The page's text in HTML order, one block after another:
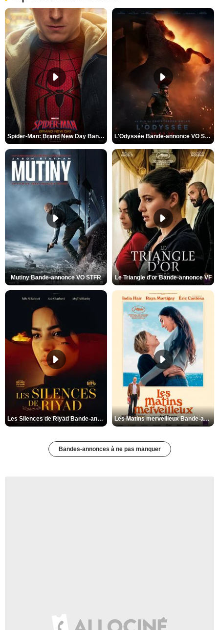
Spider-Man: Brand New Day Bande-annonce VO STFR L'Odyssée Bande-annonce VO STFR
Mutiny Bande-annonce VO STFR Le Triangle d'or Bande-annonce VF
Les Silences de Riyad Bande-annonce VO STFR Les Matins merveilleux Bande-annonce VF
Bandes-annonces à ne pas manquer